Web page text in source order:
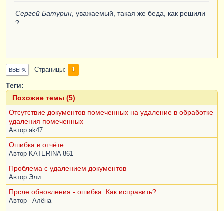
Сергей Батурин , уважаемый, такая же беда, как решили
?
ВВЕРХ Страницы 1
Теги:
Похожие темы (5)
Отсутствие документов помеченных на удаление в обработке
удаления помеченных
Автор ak47
Ошибка в отчёте
Автор KATERINA 861
Проблема с удалением документов
Автор Эли
Прсле обновления - ошибка. Как исправить?
Автор _Алёна_